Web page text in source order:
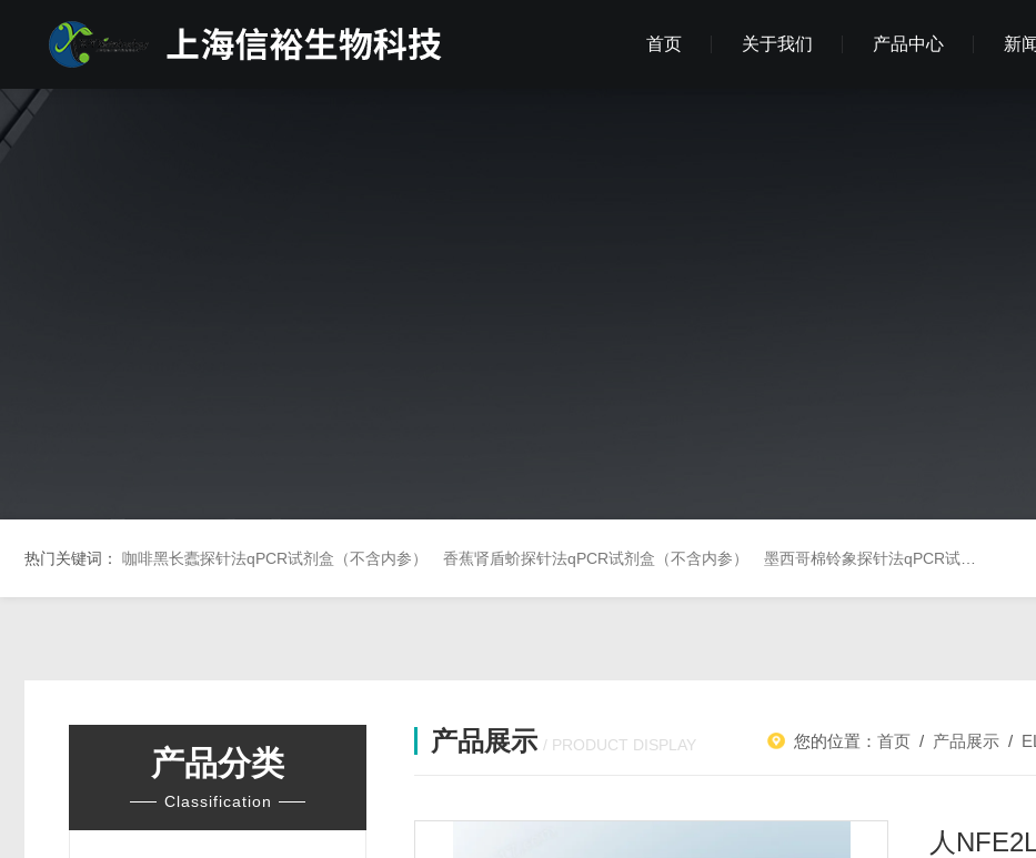
首页 关于我们 产品中心 新
热门关键词： 咖啡黑长蠹探针法qPCR试剂盒（不含内参） 香蕉肾盾蚧探针法qPCR试剂盒（不含内参） 墨西哥棉铃象探针法qPCR试剂盒（不含内参）
产品分类
Classification
产品展示 / PRODUCT DISPLAY 您的位置：首页 / 产品展示 /
人